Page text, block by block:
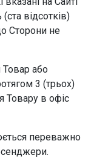
відсотків)
Сторони не
Товар або
3 (трьох)
Товару в офіс
переважно